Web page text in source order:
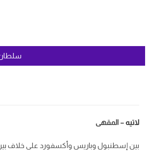
لاتيه– المقهى
بين إسطنبول وباريس وأكسفورد على خلاف بين